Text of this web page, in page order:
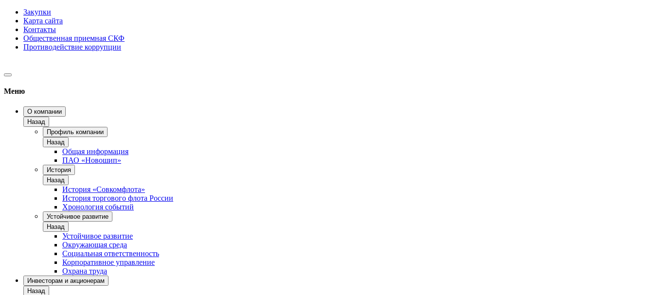
Закупки
Карта сайта
Контакты
Общественная приемная СКФ
Противодействие коррупции
Меню
О компании
Назад
Профиль компании
Назад
Общая информация
ПАО «Новошип»
История
Назад
История «Совкомфлота»
История торгового флота России
Хронология событий
Устойчивое развитие
Назад
Устойчивое развитие
Окружающая среда
Социальная ответственность
Корпоративное управление
Охрана труда
Инвесторам и акционерам
Назад